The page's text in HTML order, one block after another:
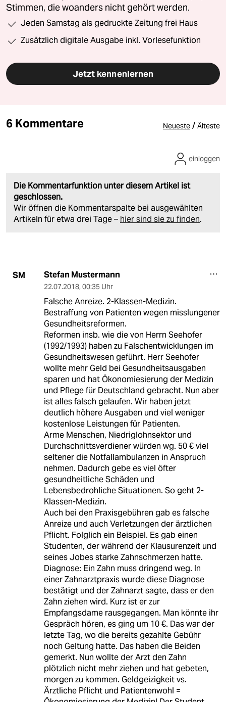
Stimmen, die woanders nicht gehört werden.
Jeden Samstag als gedruckte Zeitung frei Haus
Zusätzlich digitale Ausgabe inkl. Vorlesefunktion
Jetzt kennenlernen
6 Kommentare Neueste / Älteste
Die Kommentarfunktion unter diesem Artikel ist
geschlossen.
Wir öffnen die Kommentarspalte bei ausgewählten
Artikeln für etwa drei Tage – hier sind sie zu finden.
einloggen
SM Stefan Mustermann
22.07.2018, 00:35 Uhr
Falsche Anreize. 2-Klassen-Medizin.
Bestraffung von Patienten wegen misslungener
Gesundheitsreformen.
Reformen insb. wie die von Herrn Seehofer
(1992/1993) haben zu Falschentwicklungen im
Gesundheitswesen geführt. Herr Seehofer
wollte mehr Geld bei Gesundheitsausgaben
sparen und hat Ökonomiesierung der Medizin
und Pflege für Deutschland gebracht. Nun aber
ist alles falsch gelaufen. Wir haben jetzt
deutlich höhere Ausgaben und viel weniger
kostenlose Leistungen für Patienten.
Arme Menschen, Niedriglohnsektor und
Durchschnittsverdiener würden wg. 50 € viel
seltener die Notfallambulanzen in Anspruch
nehmen. Dadurch gebe es viel öfter
gesundheitliche Schäden und
Lebensbedrohliche Situationen. So geht 2-
Klassen-Medizin.
Auch bei den Praxisgebühren gab es falsche
Anreize und auch Verletzungen der ärztlichen
Pflicht. Folglich ein Beispiel. Es gab einen
Studenten, der während der Klausurenzeit und
seines Jobes starke Zahnschmerzen hatte.
Diagnose: Ein Zahn muss dringend weg. In
einer Zahnarztpraxis wurde diese Diagnose
bestätigt und der Zahnarzt sagte, dass er den
Zahn ziehen wird. Kurz ist er zur
Empfangsdame rausgegangen. Man könnte ihr
Gespräch hören, es ging um 10 €. Das war der
letzte Tag, wo die bereits gezahlte Gebühr
noch Geltung hatte. Das haben die Beiden
gemerkt. Nun wollte der Arzt den Zahn
plötzlich nicht mehr ziehen und hat gebeten,
morgen zu kommen. Geldgeizigkeit vs.
Ärztliche Pflicht und Patientenwohl =